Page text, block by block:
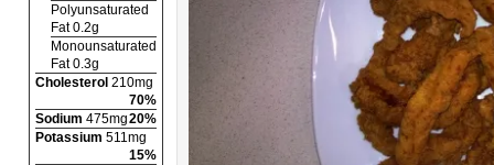
Polyunsaturated
Fat 0.2g
Monounsaturated
Fat 0.3g
Cholesterol 210mg
70%
Sodium 475mg20%
Potassium 511mg
15%